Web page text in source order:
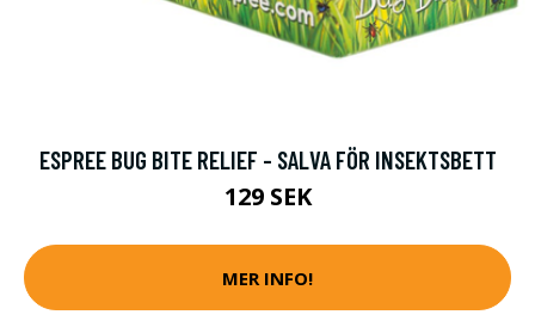
ESPREE BUG BITE RELIEF - SALVA FÖR INSEKTSBETT
129 SEK
MER INFO!